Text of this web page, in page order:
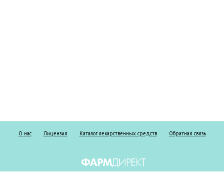
О нас Лицензия Каталог лекарственных средств Обратная связь